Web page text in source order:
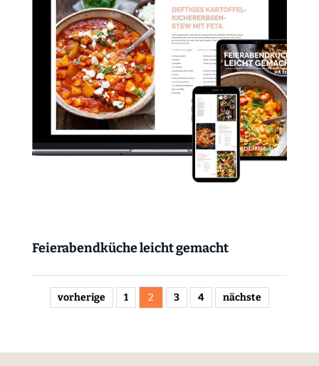
Feierabendküche leicht gemacht
vorherige 1 2 3 4 nächste